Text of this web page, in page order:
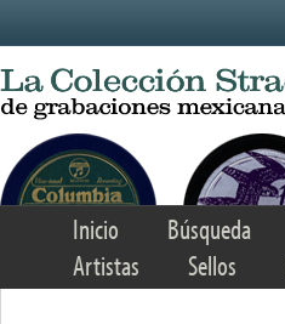
Inicio Búsqueda
Artistas
Sellos